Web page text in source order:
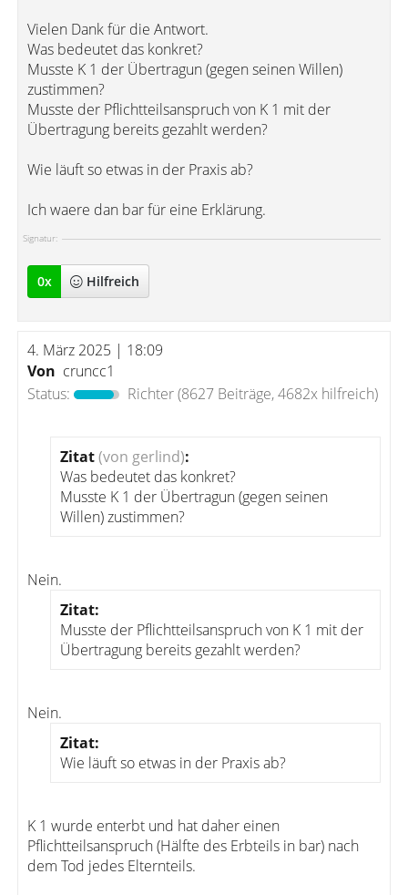
Vielen Dank für die Antwort.
Was bedeutet das konkret?
Musste K 1 der Übertragun (gegen seinen Willen)
zustimmen?
Musste der Pflichtteilsanspruch von K 1 mit der
Übertragung bereits gezahlt werden?
Wie läuft so etwas in der Praxis ab?
Ich waere dan bar für eine Erklärung.
Signatur:
0x Hilfreich
4. März 2025 | 18:09
Von cruncc1
Status:
Richter(8627 Beiträge, 4682x hilfreich)
Zitat(von gerlind):
Was bedeutet das konkret?
Musste K 1 der Übertragun (gegen seinen
Willen) zustimmen?
Nein.
Zitat:
Musste der Pflichtteilsanspruch von K 1 mit der
Übertragung bereits gezahlt werden?
Nein.
Zitat:
Wie läuft so etwas in der Praxis ab?
K 1 wurde enterbt und hat daher einen
Pflichtteilsanspruch (Hälfte des Erbteils in bar) nach
dem Tod jedes Elternteils.